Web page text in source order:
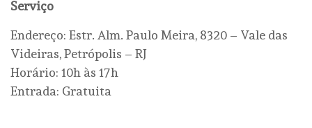
Serviço
Endereço: Estr. Alm. Paulo Meira, 8320 – Vale das
Videiras, Petrópolis – RJ
Horário: 10h às 17h
Entrada: Gratuita